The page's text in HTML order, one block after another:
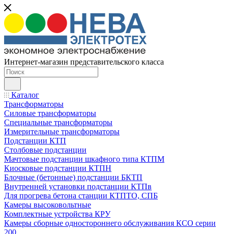
Интернет-магазин представительского класса
Каталог
Трансформаторы
Силовые трансформаторы
Специальные трансформаторы
Измерительные трансформаторы
Подстанции КТП
Столбовые подстанции
Мачтовые подстанции шкафного типа КТПМ
Киосковые подстанции КТПН
Блочные (бетонные) подстанции БКТП
Внутренней установки подстанции КТПв
Для прогрева бетона станции КТПТО, СПБ
Камеры высоковольтные
Комплектные устройства КРУ
Камеры сборные одностороннего обслуживания КСО серии
200